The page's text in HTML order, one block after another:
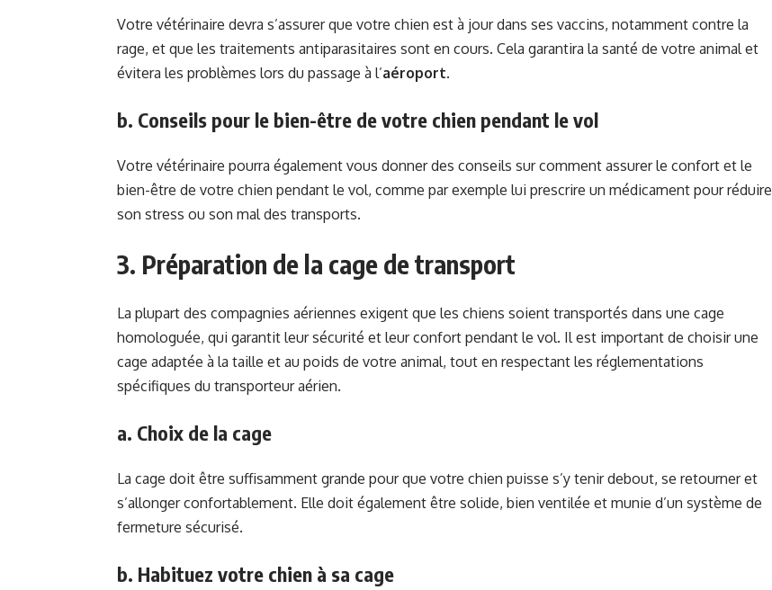
Votre vétérinaire devra s’assurer que votre chien est à jour dans ses vaccins, notamment contre la
rage, et que les traitements antiparasitaires sont en cours. Cela garantira la santé de votre animal et
évitera les problèmes lors du passage à l’aéroport.
b. Conseils pour le bien-être de votre chien pendant le vol
Votre vétérinaire pourra également vous donner des conseils sur comment assurer le confort et le
bien-être de votre chien pendant le vol, comme par exemple lui prescrire un médicament pour réduire
son stress ou son mal des transports.
3. Préparation de la cage de transport
La plupart des compagnies aériennes exigent que les chiens soient transportés dans une cage
homologuée, qui garantit leur sécurité et leur confort pendant le vol. Il est important de choisir une
cage adaptée à la taille et au poids de votre animal, tout en respectant les réglementations
spécifiques du transporteur aérien.
a. Choix de la cage
La cage doit être suffisamment grande pour que votre chien puisse s’y tenir debout, se retourner et
s’allonger confortablement. Elle doit également être solide, bien ventilée et munie d’un système de
fermeture sécurisé.
b. Habituez votre chien à sa cage